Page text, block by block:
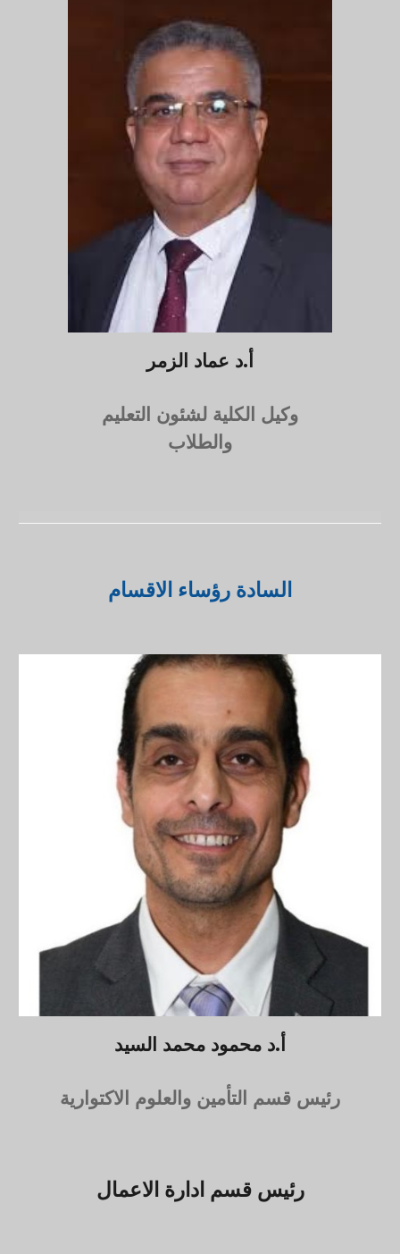
أ.د عماد الزمر
وكيل الكلية لشئون التعليم
والطلاب
السادة رؤساء الاقسام
أ.د محمود محمد السيد
رئيس قسم التأمين والعلوم الاكتوارية
رئيس قسم ادارة الاعمال